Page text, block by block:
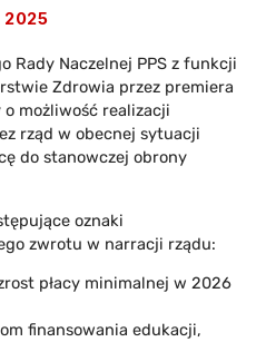
2025
Rady Naczelnej PPS z funkcji
Zdrowia przez premiera
o możliwość realizacji
rząd w obecnej sytuacji
do stanowczej obrony
oznaki
zwrotu w narracji rządu:
płacy minimalnej w 2026
finansowania edukacji,